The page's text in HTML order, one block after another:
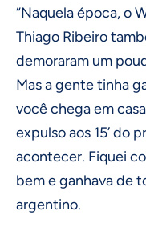
“Naquela época, o
Thiago Ribeiro
demoraram um
Mas a gente tinha
você chega em
expulso aos 15’ do
acontecer. Fiquei
bem e ganhava de
argentino.